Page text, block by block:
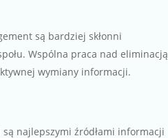
są bardziej skłonni
Wspólna praca nad eliminacją
wymiany informacji.
najlepszymi źródłami informacji